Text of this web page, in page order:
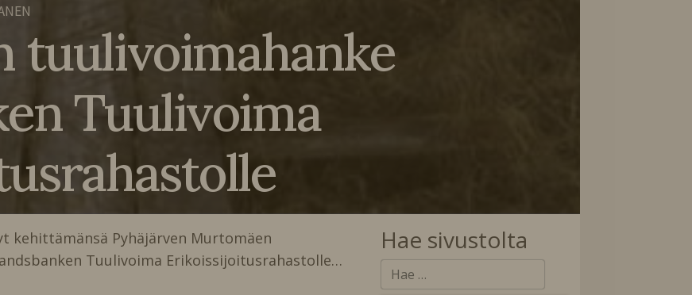
tuulivoimahanke
Tuulivoima
kehittämänsä Pyhäjärven Murtomäen
Tuulivoima Erikoissijoitusrahastolle…
Hae sivustolta